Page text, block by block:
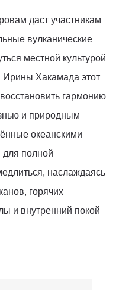
даст участникам
вулканические
местной культурой
Ирины Хакамада этот
гармонию
и природным
океанскими
для полной
наслаждаясь
горячих
и внутренний покой